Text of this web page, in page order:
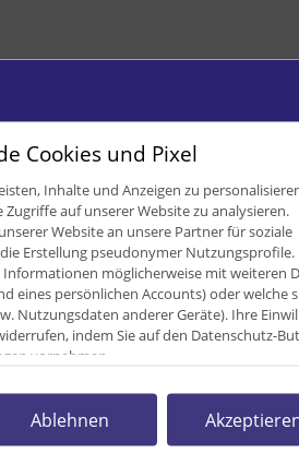
0,35 kg
0,34 kg
340,00 g
folgende Artikel:
Cookies und Pixel
Inhalte und Anzeigen zu
auf unserer Website zu analysieren.
Website an unsere Partner für soziale
Erstellung pseudonymer Nutzungsprofile.
möglicherweise mit weiteren
eines persönlichen Accounts) oder welche
Nutzungsdaten anderer Geräte). Ihre
indem Sie auf den Datenschutz-
vornehmen.
Ablehnen